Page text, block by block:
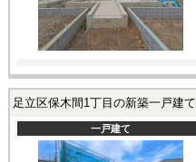
足立区保木間1丁目の新築一戸建て
一戸建て